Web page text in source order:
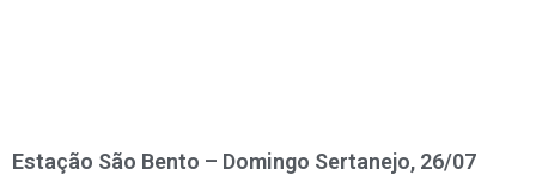
Estação São Bento – Domingo Sertanejo, 26/07